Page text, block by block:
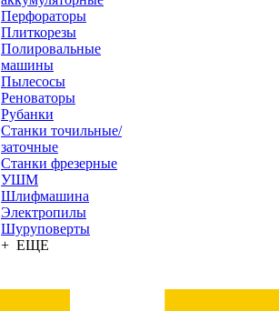
Перфораторы
Плиткорезы
Полировальные
машины
Пылесосы
Реноваторы
Рубанки
Станки точильные/
заточные
Станки фрезерные
УШМ
Шлифмашина
Электропилы
Шуруповерты
+ ЕЩЕ